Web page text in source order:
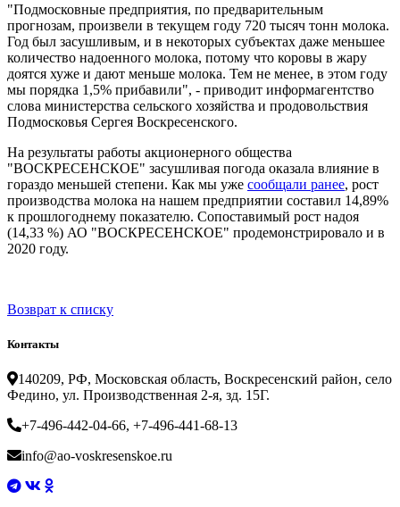
"Подмосковные предприятия, по предварительным
прогнозам, произвели в текущем году 720 тысяч тонн молока.
Год был засушливым, и в некоторых субъектах даже меньшее
количество надоенного молока, потому что коровы в жару
доятся хуже и дают меньше молока. Тем не менее, в этом году
мы порядка 1,5% прибавили", - приводит информагентство
слова министерства сельского хозяйства и продовольствия
Подмосковья Сергея Воскресенского.
На результаты работы акционерного общества
"ВОСКРЕСЕНСКОЕ" засушливая погода оказала влияние в
гораздо меньшей степени. Как мы уже сообщали ранее, рост
производства молока на нашем предприятии составил 14,89%
к прошлогоднему показателю. Сопоставимый рост надоя
(14,33 %) АО "ВОСКРЕСЕНСКОЕ" продемонстрировало и в
2020 году.
Возврат к списку
Контакты
140209, РФ, Московская область, Воскресенский район, село
Федино, ул. Производственная 2-я, зд. 15Г.
+7-496-442-04-66, +7-496-441-68-13
info@ao-voskresenskoe.ru